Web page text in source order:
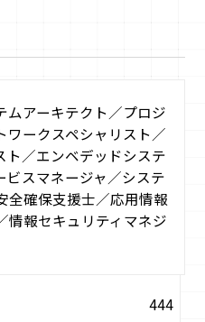
ムアーキテクト／プロジ
ワークスペシャリスト／
ト／エンベデッドシステ
スマネージャ／システ
全確保支援士／応用情報
情報セキュリティマネジ
444